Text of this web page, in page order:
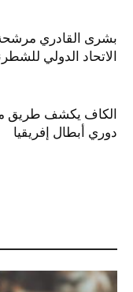
بشرى القادري
الاتحاد الدولي
الكاف يكشف طريق
دوري أبطال إفريقيا